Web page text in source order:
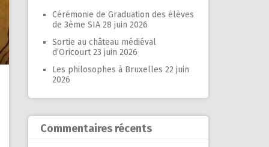
Cérémonie de Graduation des élèves
de 3ème SIA 28 juin 2026
Sortie au château médiéval
d’Oricourt 23 juin 2026
Les philosophes à Bruxelles 22 juin
2026
Commentaires récents